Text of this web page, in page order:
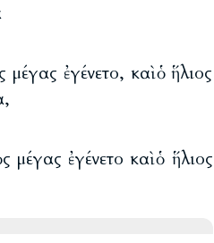
ἐγένετο, καὶ ὁ ἥλιος
μέγας ἐγένετο καὶ ὁ ἥλιος